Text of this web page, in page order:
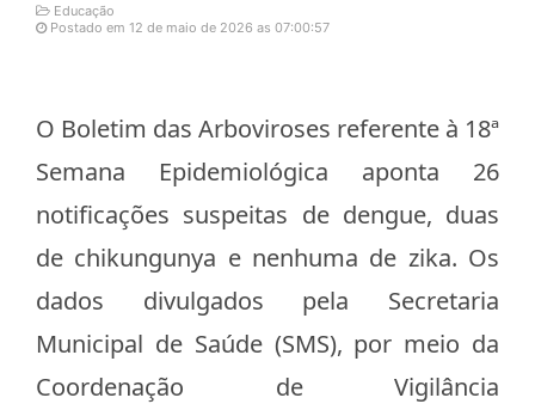
Educação
Postado em 12 de maio de 2026 as 07:00:57
O Boletim das Arboviroses referente à 18ª
Semana Epidemiológica aponta 26
notificações suspeitas de dengue, duas
de chikungunya e nenhuma de zika. Os
dados divulgados pela Secretaria
Municipal de Saúde (SMS), por meio da
Coordenação de Vigilância